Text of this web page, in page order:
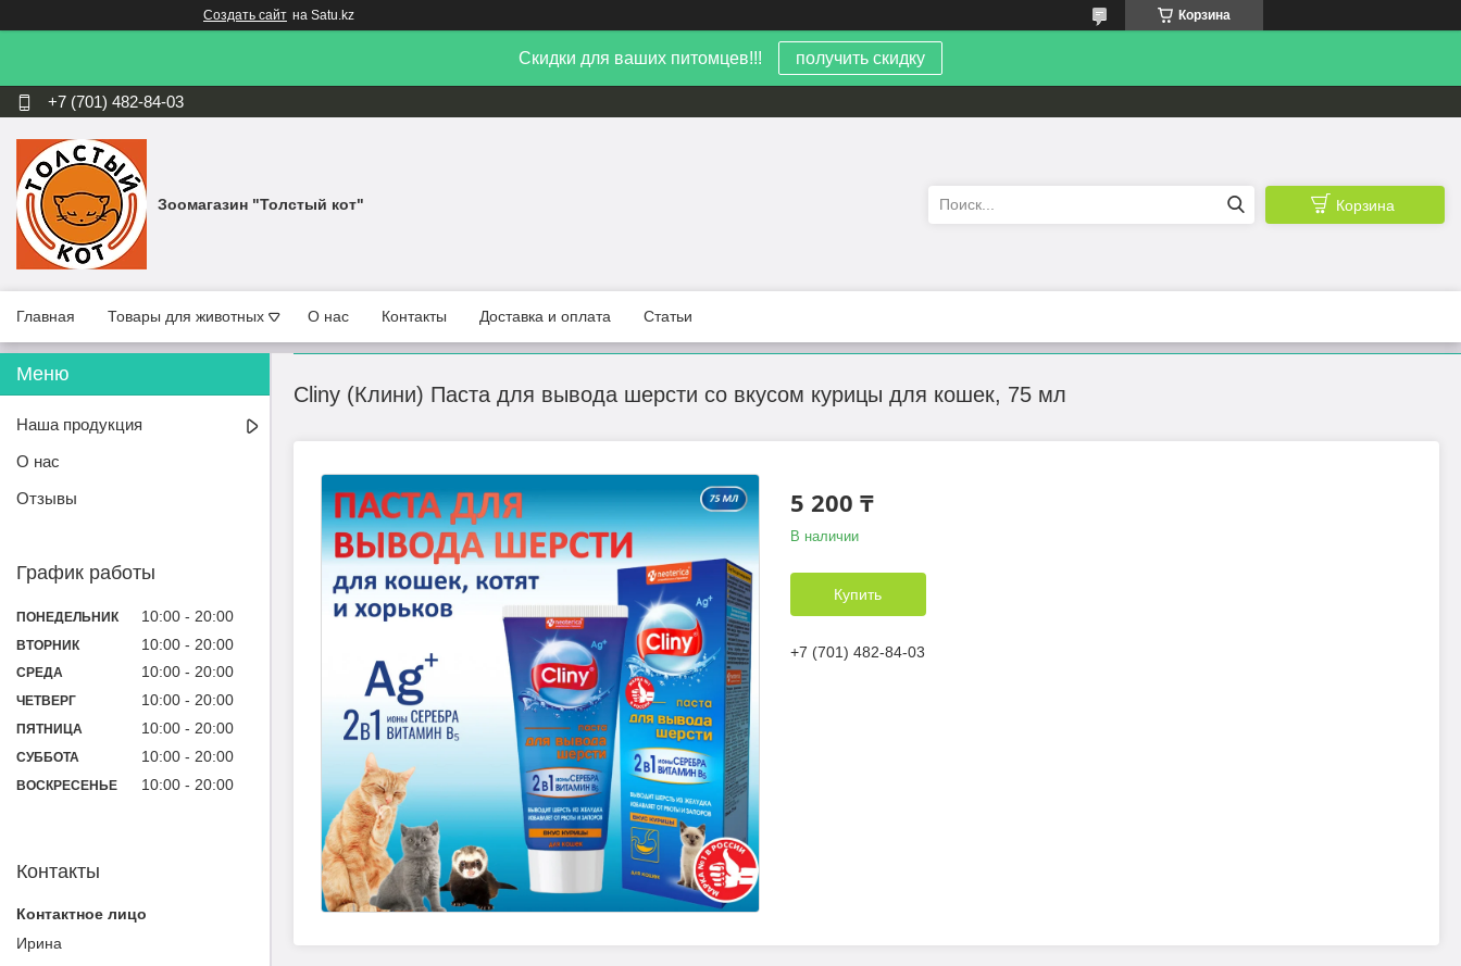
Создать сайт на Satu.kz Корзина
Скидки для ваших питомцев!!! получить скидку
+7 (701) 482-84-03
Зоомагазин "Толстый кот" Корзина
Главная Товары для животных О нас Контакты Доставка и оплата Статьи
Cliny (Клини) Паста для вывода шерсти со вкусом курицы для кошек, 75 мл
5 200 ₸
В наличии
Купить
+7 (701) 482-84-03
Наша продукция
О нас
Отзывы
График работы
ПОНЕДЕЛЬНИК 10:00 20:00
ВТОРНИК 10:00 20:00
СРЕДА 10:00 20:00
ЧЕТВЕРГ 10:00 20:00
ПЯТНИЦА 10:00 20:00
СУББОТА 10:00 20:00
ВОСКРЕСЕНЬЕ 10:00 20:00
Контакты
Ирина